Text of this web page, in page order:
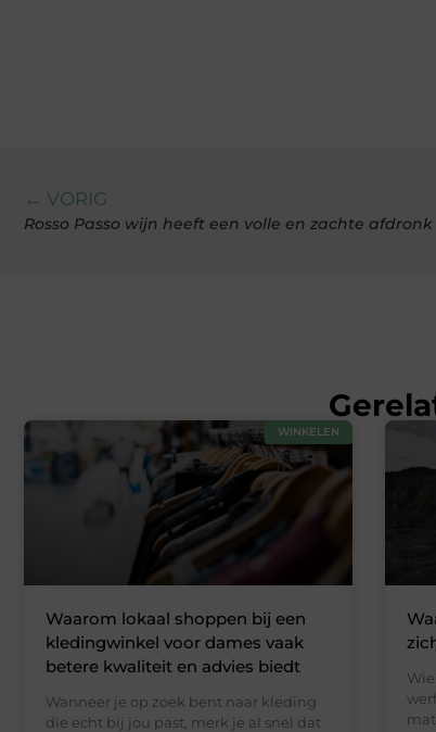
← VORIG
Rosso Passo wijn heeft een volle en zachte afdronk
WINKELEN
Waarom lokaal shoppen bij een
kledingwinkel voor dames vaak
betere kwaliteit en advies biedt
Wanneer je op zoek bent naar kleding
die echt bij jou past, merk je al snel dat